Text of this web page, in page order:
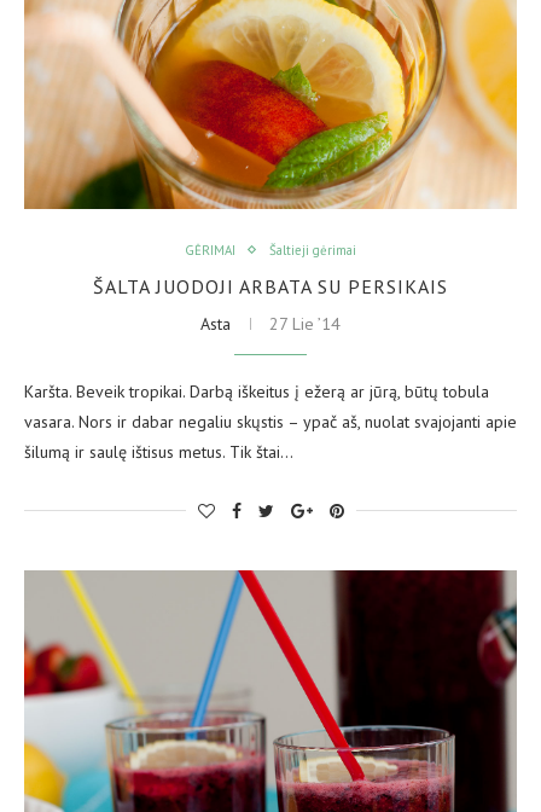
GĖRIMAI Šaltieji gėrimai
ŠALTA JUODOJI ARBATA SU PERSIKAIS
Asta 27 Lie ’14
Karšta. Beveik tropikai. Darbą iškeitus į ežerą ar jūrą, būtų tobula
vasara. Nors ir dabar negaliu skųstis – ypač aš, nuolat svajojanti apie
šilumą ir saulę ištisus metus. Tik štai…